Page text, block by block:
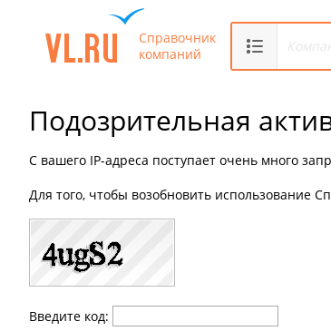
Справочник
компаний
Подозрительная
С вашего IP-адреса поступает очень много
Для того, чтобы возобновить использование
Введите код: